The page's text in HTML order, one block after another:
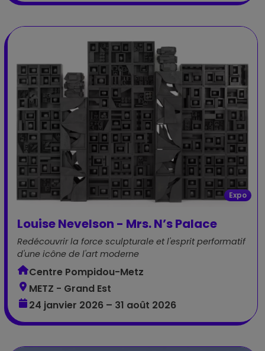
Expo
Louise Nevelson - Mrs. N’s Palace
Redécouvrir la force sculpturale et l'esprit performatif
d'une icône de l'art moderne
Centre Pompidou-Metz
METZ - Grand Est
24 janvier 2026 – 31 août 2026